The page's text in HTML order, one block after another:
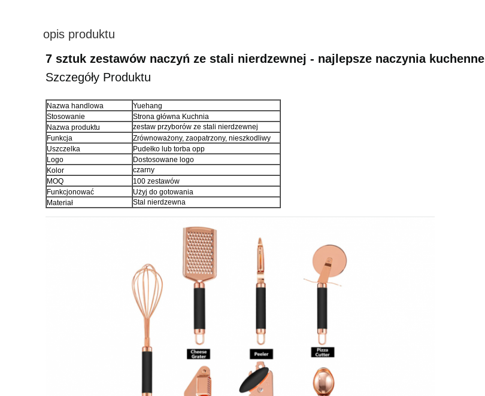
opis produktu
7 sztuk zestawów naczyń ze stali nierdzewnej - najlepsze naczynia kuchenne
Szczegóły Produktu
Nazwa handlowa
Yuehang
Stosowanie
Strona główna Kuchnia
Nazwa produktu
zestaw przyborów ze stali nierdzewnej
Funkcja
Zrównoważony, zaopatrzony, nieszkodliwy
Uszczelka
Pudełko lub torba opp
Logo
Dostosowane logo
Kolor
czarny
MOQ
100 zestawów
Funkcjonować
Użyj do gotowania
Materiał
Stal nierdzewna